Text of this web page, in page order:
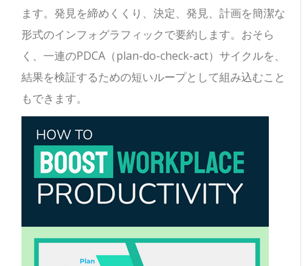
ます。発見を締めくくり、決定、発見、計画を簡潔な
形式のインフォグラフィックで要約します。おそら
く、一連のPDCA（plan-do-check-act）サイクルを、
結果を検証するための短いループとして組み込むこと
もできます。